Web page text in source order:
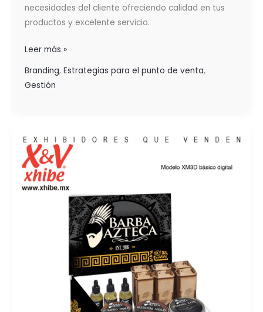
necesidades del cliente ofreciendo calidad en tus
productos y excelente servicio.
Leer más »
Branding, Estrategias para el punto de venta,
Gestión
EL
MATERIAL
POP:
OPORTUNIDAD
DE
CRECIMIENTO
POSICIONAMIENTO